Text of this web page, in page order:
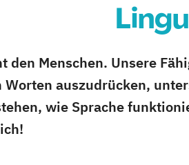
den Menschen. Unsere
Worten auszudrücken,
wie Sprache